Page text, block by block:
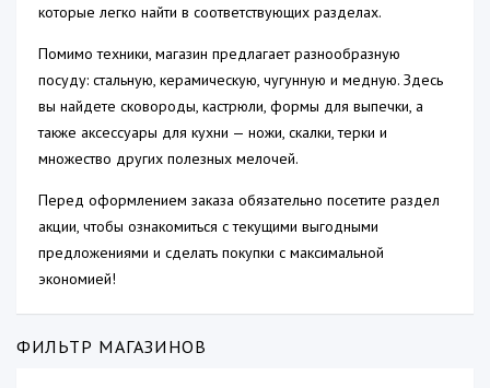
которые легко найти в соответствующих разделах.
Помимо техники, магазин предлагает разнообразную
посуду: стальную, керамическую, чугунную и медную. Здесь
вы найдете сковороды, кастрюли, формы для выпечки, а
также аксессуары для кухни — ножи, скалки, терки и
множество других полезных мелочей.
Перед оформлением заказа обязательно посетите раздел
акции, чтобы ознакомиться с текущими выгодными
предложениями и сделать покупки с максимальной
экономией!
ФИЛЬТР МАГАЗИНОВ